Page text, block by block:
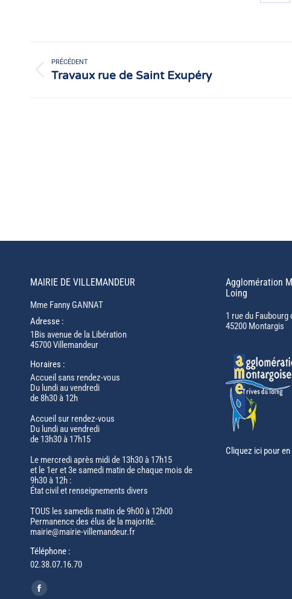
articlePRÉCÉDENT
Article
Travaux rue de Saint Exupéry
MAIRIE DE VILLEMANDEUR
Mme Fanny GANNAT
Adresse :
1Bis avenue de la Libération
45700 Villemandeur
Horaires :
Accueil sans rendez-vous
Du lundi au vendredi
de 8h30 à 12h
Accueil sur rendez-vous
Du lundi au vendredi
de 13h30 à 17h15
Le mercredi après midi de 13h30 à 17h15
et le 1er et 3e samedi matin de chaque mois de
9h30 à 12h :
État civil et renseignements divers
TOUS les samedis matin de 9h00 à 12h00
Permanence des élus de la majorité.
mairie@mairie-villemandeur.fr
Téléphone :
02.38.07.16.70
Trouvez nous sur :
Facebook
Agglomération
Loing
1 rue du Faubourg
45200 Montargis
Cliquez ici pour